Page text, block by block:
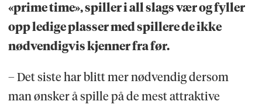
«prime time», spiller i all slags vær og fyller
opp ledige plasser med spillere de ikke
nødvendigvis kjenner fra før.
– Det siste har blitt mer nødvendig dersom
man ønsker å spille på de mest attraktive